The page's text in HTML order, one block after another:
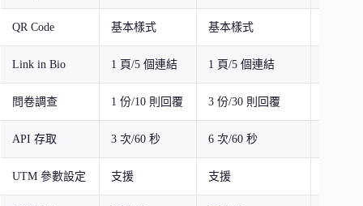
QR Code 基本樣式 基本樣式
Link in Bio 1 頁/5 個連結 1 頁/5 個連結
問卷調查 1 份/10 則回覆 3 份/30 則回覆
API 存取 3 次/60 秒 6 次/60 秒
UTM 參數設定 支援 支援